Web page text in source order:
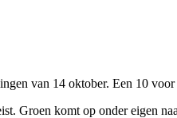
van 14 oktober. Een 10
Groen komt op onder eigen